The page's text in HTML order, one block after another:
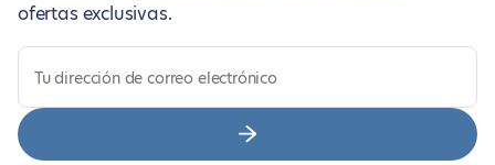
ofertas exclusivas.
Tu dirección de correo electrónico